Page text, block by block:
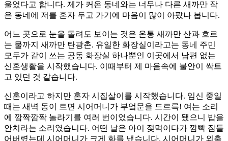
울었다고 합니다. 제가 커온 동네와는 너무나 다른 새까만 작
은 동네에 저를 혼자 두고 가기에 마음이 많이 아팠나 봅니다.
어느 곳으로 눈을 돌려도 보이는 것은 온통 새까만 산과 흐르
는 물까지 새까만 탄광촌. 유일한 화장실이라고는 동네 주민
모두가 같이 쓰는 공동 화장실 하나뿐인 이곳에서 남편 없는
신혼생활을 시작했습니다. 이때부터 제 마음속에 불안이 싹트
고 있던 것 같습니다.
신혼이라고 하지만 혼자 시집살이를 시작했습니다. 임신 중일
때는 새벽 동이 트면 시어머니가 부엌문을 드르륵! 여는 소리
에 깜짝깜짝 놀라기를 여러 번이었습니다. 시간이 됐으니 밥을
안치라는 소리였습니다. 어떤 날은 아이 젖먹이다가 깜빡 잠들
어버렸는데 시어머니가 크게 화를 냈습니다. 시어머니가 외출